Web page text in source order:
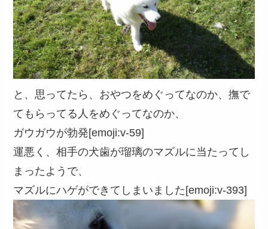
と、思ってたら、おやつをめぐってなのか、撫で
てもらってる人をめぐってなのか、
ガウガウが勃発[emoji:v-59]
運悪く、相手の犬歯が瑠璃のマズルに当たってし
まったようで、
マズルにハゲができてしまいました[emoji:v-393]